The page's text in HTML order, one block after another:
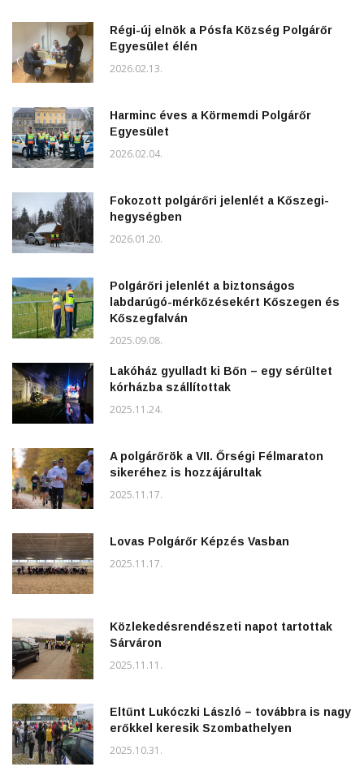
Régi-új elnök a Pósfa Község Polgárőr
Egyesület élén
2026.02.13.
Harminc éves a Körmemdi Polgárőr
Egyesület
2026.02.04.
Fokozott polgárőri jelenlét a Kőszegi-
hegységben
2026.01.20.
Polgárőri jelenlét a biztonságos
labdarúgó-mérkőzésekért Kőszegen és
Kőszegfalván
2025.09.08.
Lakóház gyulladt ki Bőn – egy sérültet
kórházba szállítottak
2025.11.24.
A polgárőrök a VII. Őrségi Félmaraton
sikeréhez is hozzájárultak
2025.11.17.
Lovas Polgárőr Képzés Vasban
2025.11.17.
Közlekedésrendészeti napot tartottak
Sárváron
2025.11.11.
Eltűnt Lukóczki László – továbbra is nagy
erőkkel keresik Szombathelyen
2025.10.31.